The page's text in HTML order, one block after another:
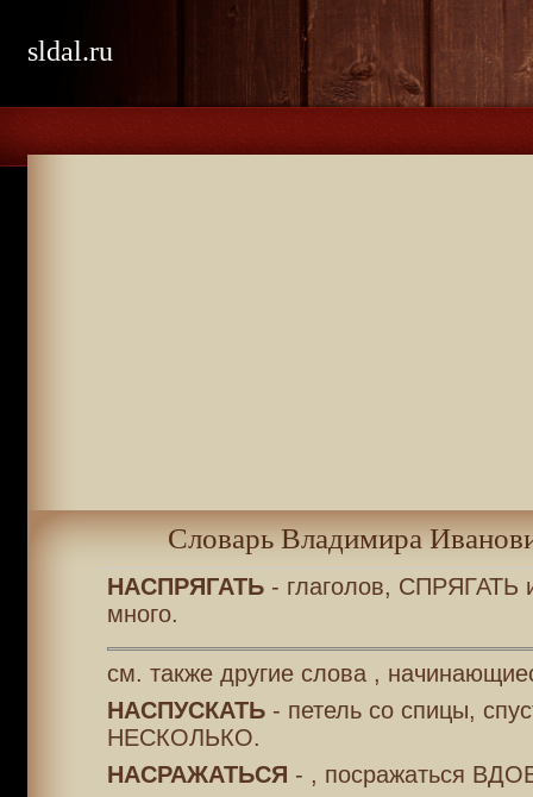
sldal.ru
Словарь Владимира
НАСПРЯГАТЬ- глаголов, СПРЯГАТЬ
много.
см. также другие слова ,
НАСПУСКАТЬ- петель со спицы,
НЕСКОЛЬКО.
НАСРАЖАТЬСЯ - , посражаться